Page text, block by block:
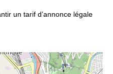
un tarif d’annonce légale